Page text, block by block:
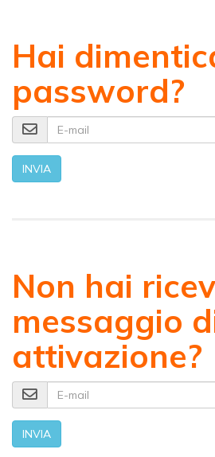
Hai
password?
E-mail
INVIA
Non hai
messaggio
attivazione?
E-mail
INVIA